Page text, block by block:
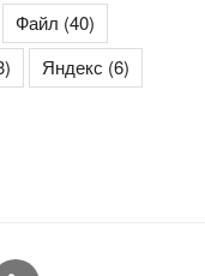
Файл (40)
Яндекс (6)